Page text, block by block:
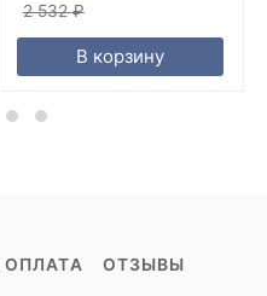
2 532 ₽
В корзину
ОПЛАТА ОТЗЫВЫ